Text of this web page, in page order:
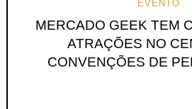
EVENTO
MERCADO GEEK TEM
ATRAÇÕES NO
CONVENÇÕES DE